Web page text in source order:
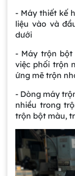
- Máy thiết kế
liệu vào và
dưới
- Máy trộn
việc phối trộn
ứng mẽ trộn
- Dòng máy
nhiều trong
trộn bột màu,